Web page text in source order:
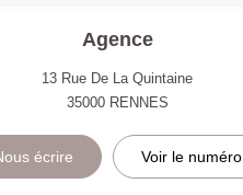
Agence
13 Rue De La Quintaine
35000 RENNES
écrire Voir le numéro